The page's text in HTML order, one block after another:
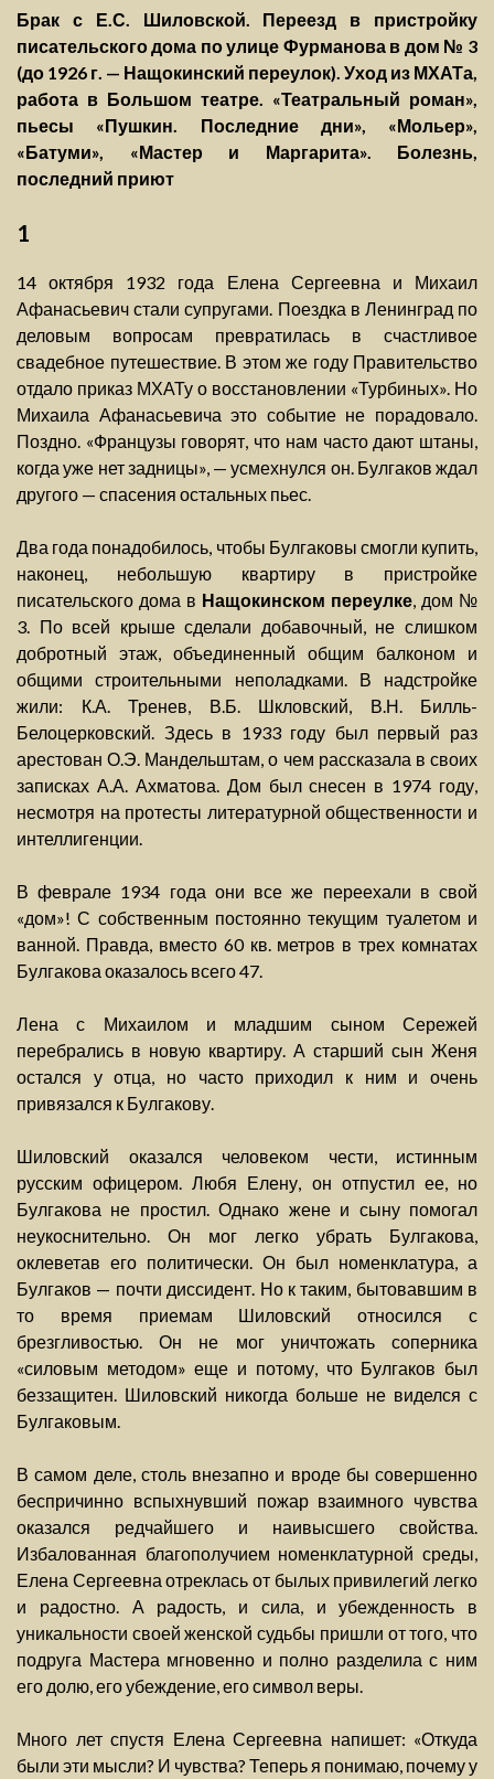
Брак с Е.С. Шиловской. Переезд в пристройку
писательского дома по улице Фурманова в дом № 3
(до 1926 г. — Нащокинский переулок). Уход из МХАТа,
работа в Большом театре. «Театральный роман»,
пьесы «Пушкин. Последние дни», «Мольер»,
«Батуми», «Мастер и Маргарита». Болезнь,
последний приют
1
14 октября 1932 года Елена Сергеевна и Михаил
Афанасьевич стали супругами. Поездка в Ленинград по
деловым вопросам превратилась в счастливое
свадебное путешествие. В этом же году Правительство
отдало приказ МХАТу о восстановлении «Турбиных». Но
Михаила Афанасьевича это событие не порадовало.
Поздно. «Французы говорят, что нам часто дают штаны,
когда уже нет задницы», — усмехнулся он. Булгаков ждал
другого — спасения остальных пьес.
Два года понадобилось, чтобы Булгаковы смогли купить,
наконец, небольшую квартиру в пристройке
писательского дома в Нащокинском переулке, дом №
3. По всей крыше сделали добавочный, не слишком
добротный этаж, объединенный общим балконом и
общими строительными неполадками. В надстройке
жили: К.А. Тренев, В.Б. Шкловский, В.Н. Билль-
Белоцерковский. Здесь в 1933 году был первый раз
арестован О.Э. Мандельштам, о чем рассказала в своих
записках А.А. Ахматова. Дом был снесен в 1974 году,
несмотря на протесты литературной общественности и
интеллигенции.
В феврале 1934 года они все же переехали в свой
«дом»! С собственным постоянно текущим туалетом и
ванной. Правда, вместо 60 кв. метров в трех комнатах
Булгакова оказалось всего 47.
Лена с Михаилом и младшим сыном Сережей
перебрались в новую квартиру. А старший сын Женя
остался у отца, но часто приходил к ним и очень
привязался к Булгакову.
Шиловский оказался человеком чести, истинным
русским офицером. Любя Елену, он отпустил ее, но
Булгакова не простил. Однако жене и сыну помогал
неукоснительно. Он мог легко убрать Булгакова,
оклеветав его политически. Он был номенклатура, а
Булгаков — почти диссидент. Но к таким, бытовавшим в
то время приемам Шиловский относился с
брезгливостью. Он не мог уничтожать соперника
«силовым методом» еще и потому, что Булгаков был
беззащитен. Шиловский никогда больше не виделся с
Булгаковым.
В самом деле, столь внезапно и вроде бы совершенно
беспричинно вспыхнувший пожар взаимного чувства
оказался редчайшего и наивысшего свойства.
Избалованная благополучием номенклатурной среды,
Елена Сергеевна отреклась от былых привилегий легко
и радостно. А радость, и сила, и убежденность в
уникальности своей женской судьбы пришли от того, что
подруга Мастера мгновенно и полно разделила с ним
его долю, его убеждение, его символ веры.
Много лет спустя Елена Сергеевна напишет: «Откуда
были эти мысли? И чувства? Теперь я понимаю, почему у